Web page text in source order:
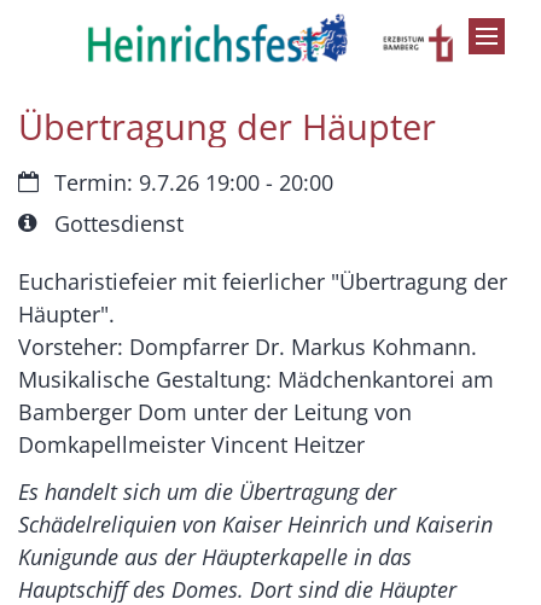
Übertragung der Häupter
Datum:Termin: 9.7.26 19:00 - 20:00
Art bzw. Nummer:
Gottesdienst
Eucharistiefeier mit feierlicher "Übertragung der
Häupter".
Vorsteher: Dompfarrer Dr. Markus Kohmann.
Musikalische Gestaltung: Mädchenkantorei am
Bamberger Dom unter der Leitung von
Domkapellmeister Vincent Heitzer
Es handelt sich um die Übertragung der
Schädelreliquien von Kaiser Heinrich und Kaiserin
Kunigunde aus der Häupterkapelle in das
Hauptschiff des Domes. Dort sind die Häupter